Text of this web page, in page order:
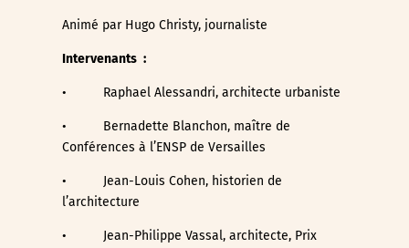
Animé par Hugo Christy, journaliste
Intervenants :
• Raphael Alessandri, architecte urbaniste
• Bernadette Blanchon, maître de
Conférences à l’ENSP de Versailles
• Jean-Louis Cohen, historien de
l’architecture
• Jean-Philippe Vassal, architecte, Prix